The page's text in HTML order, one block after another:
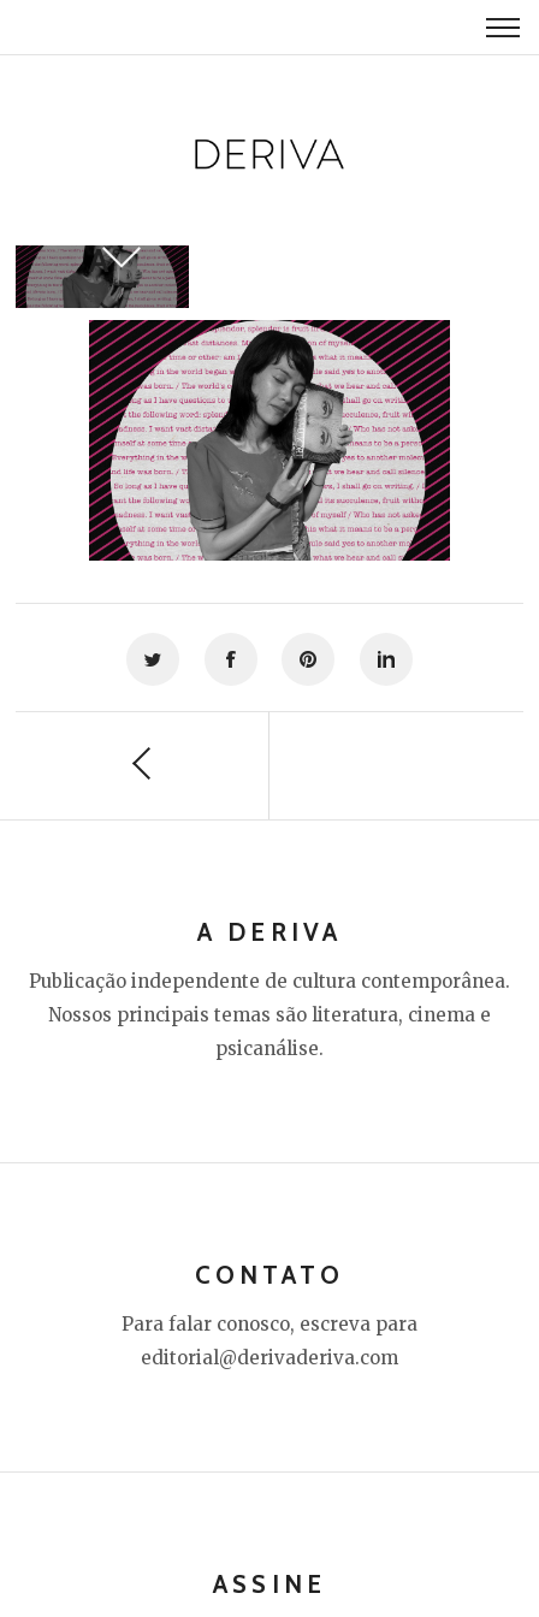
A
A DERIVA
Publicação independente de cultura contemporânea.
Nossos principais temas são literatura, cinema e
psicanálise.
CONTATO
Para falar conosco, escreva para
editorial@derivaderiva.com
ASSINE